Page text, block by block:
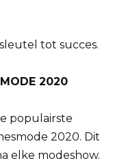
tot succes.
2020
populairste
2020. Dit
elke modeshow.